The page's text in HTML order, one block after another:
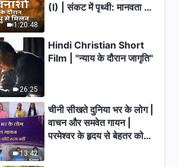
परमेश्वर के दैनिक वचन : इंसान की
भ्रष्टता का खुलासा | अंश 350
परमेश्वर के दैनिक वचन : इंसान की
भ्रष्टता का खुलासा | अंश 351
परमेश्वर के दैनिक वचन : इंसान की
भ्रष्टता का खुलासा | अंश 352
1:20:48
(I) | संकट में पृथ्वी: मानवता का
26:25
Hindi Christian Short
Film | "न्याय के दौरान जागृति"
13:42
चीनी सीखते दुनिया भर के लोग |
वाचन और समवेत गायन |
परमेश्वर के हृदय से बेहतर कोई